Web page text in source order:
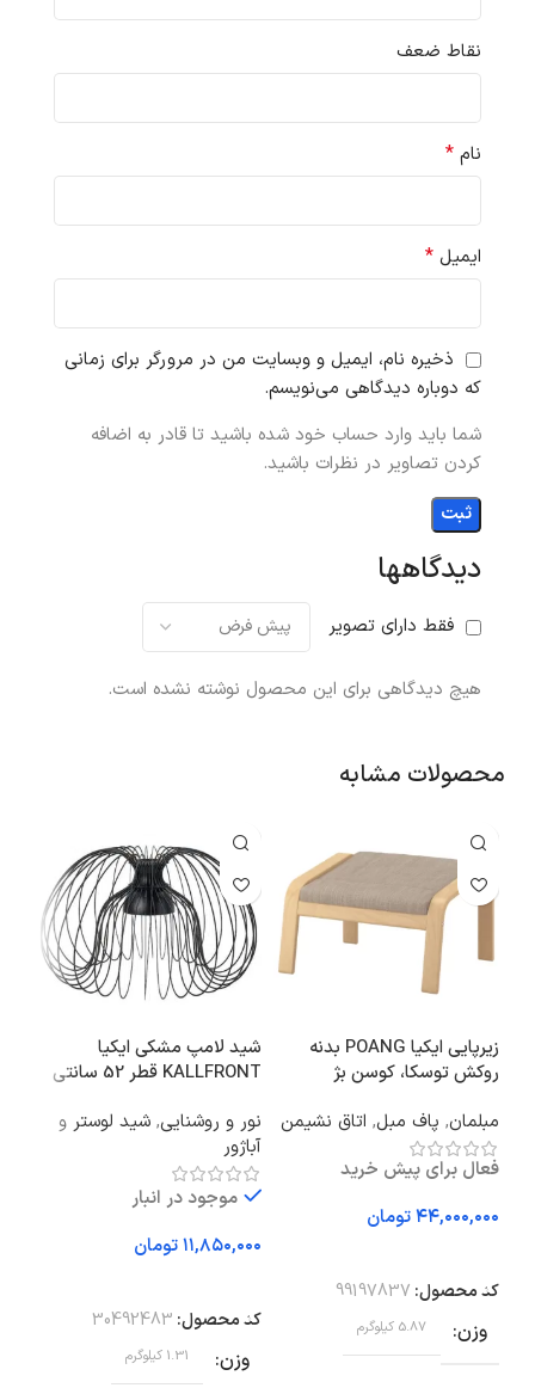
دیدگاهها
فقط دارای تصویر
هیچ دیدگاهی برای این محصول نوشته نشده است.
نقاط ضعف
نام *
ایمیل *
ذخیره نام، ایمیل و وبسایت من در مرورگر برای زمانی
که دوباره دیدگاهی می‌نویسم.
شما باید وارد حساب خود شده باشید تا قادر به اضافه
کردن تصاویر در نظرات باشید.
محصولات مشابه
زیرپایی ایکیا POANG بدنه
روکش توسکا، کوسن بژ
مبلمان, پاف مبل, اتاق نشیمن
فعال برای پیش خرید
تومان
کد محصول: 99197837
وزن 5.87 کیلوگرم
شید لامپ مشکی ایکیا
KALLFRONT قطر 52 سانتی
نور و روشنایی, شید لوستر و
آباژور
موجود در انبار
تومان
کد محصول: 30492483
وزن 1.31 کیلوگرم